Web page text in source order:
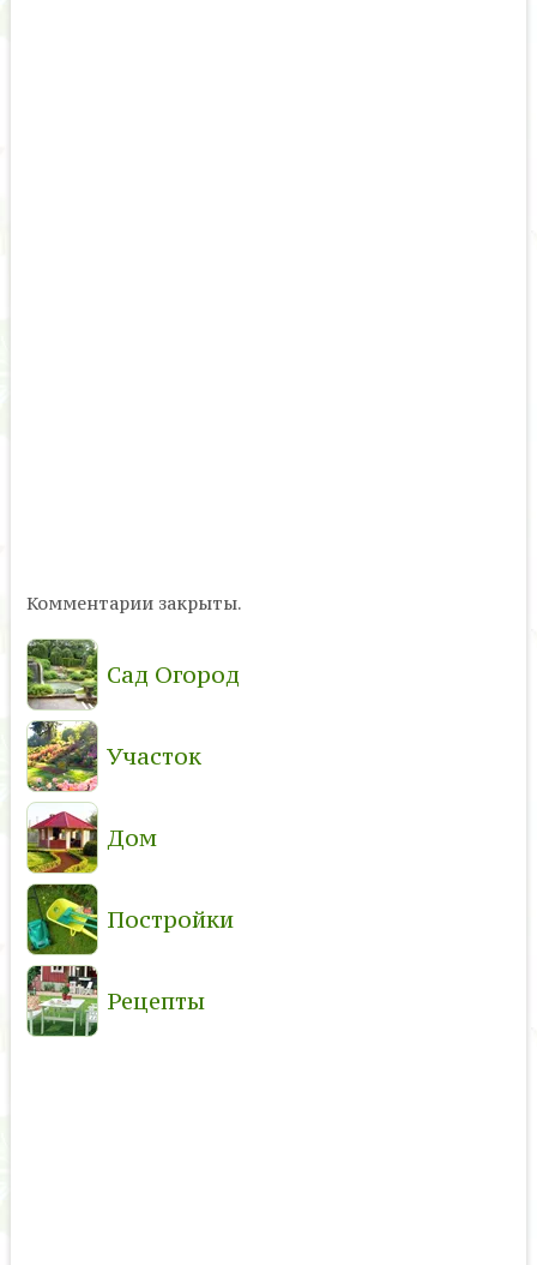
Комментарии закрыты.
Сад Огород
Участок
Дом
Постройки
Рецепты